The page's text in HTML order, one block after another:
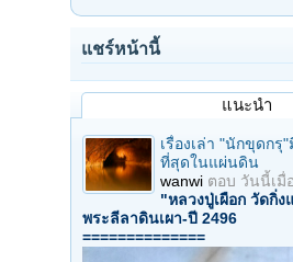
แชร์หน้านี้
แนะนำ
เรื่องเล่า "นักขุดกรุ
ที่สุดในแผ่นดิน
wanwi ตอบ วันนี้เมื่
"หลวงปู่เผือก วัดกิ่ง
พระลีลาดินเผา-ปี 2496
==============